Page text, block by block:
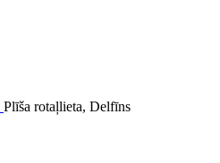
Plīša rotaļlieta, Delfīns